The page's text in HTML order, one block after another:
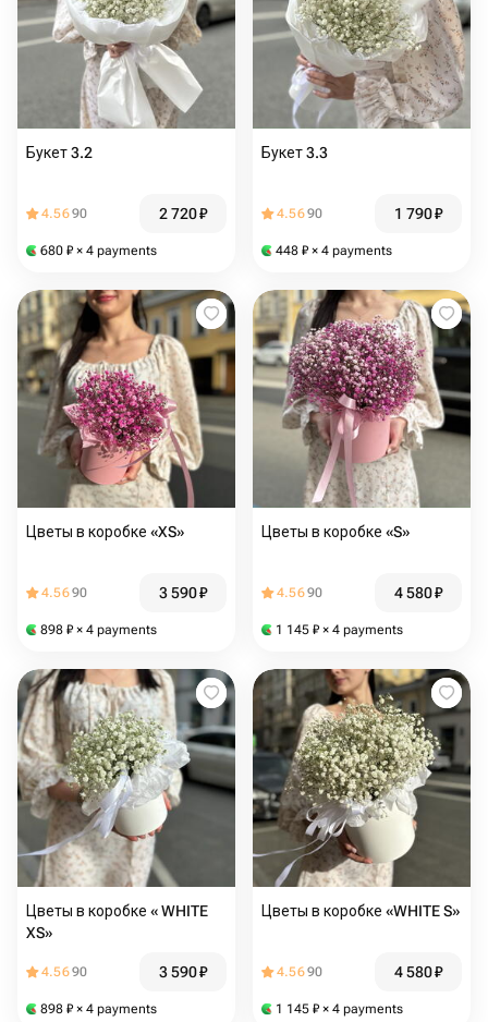
Букет 3.2
4.5690 2 720₽
680 ₽ × 4 payments
Букет 3.3
4.5690 1 790₽
448 ₽ × 4 payments
Цветы в коробке «XS»
4.5690 3 590₽
898 ₽ × 4 payments
Цветы в коробке «S»
4.5690 4 580₽
1 145 ₽ × 4 payments
Цветы в коробке « WHITE
XS»
4.5690 3 590₽
898 ₽ × 4 payments
Цветы в коробке «WHITE S»
4.5690 4 580₽
1 145 ₽ × 4 payments